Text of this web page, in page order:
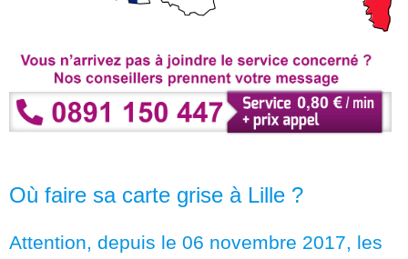
Où faire sa carte grise à Lille ?
Attention, depuis le 06 novembre 2017, les